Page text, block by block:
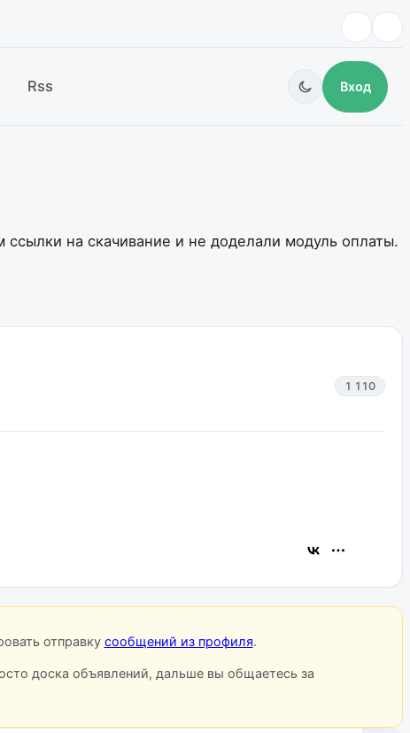
Rss Вход
ссылки на скачивание и не доделали модуль оплаты.
1 110
отправку сообщений из профиля.
доска объявлений, дальше вы общаетесь за